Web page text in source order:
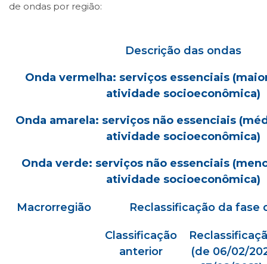
de ondas por região:
Descrição das ondas
Onda vermelha: serviços essenciais
atividade socioeconômica)
Onda amarela: serviços não essenciais
atividade socioeconômica)
Onda verde: serviços não essenciais
atividade socioeconômica)
Macrorregião Reclassificação da fase
Classificação
anterior
(de 06/02/